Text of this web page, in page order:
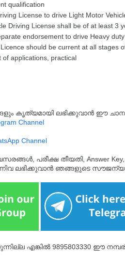
qualification
License to drive Light Motor
Driving License shall be of at least 3
endorsement to drive Heavy
should be current at all stages
applications, practical
കൃത്യമായി ലഭിക്കുവാൻ ഈ
Channel
Channel
പരീക്ഷ തീയതി, Answer Key,
ലഭിക്കുവാൻ ഞങ്ങളുടെ സൗജന്യ
എങ്കിൽ 9895803330 ഈ